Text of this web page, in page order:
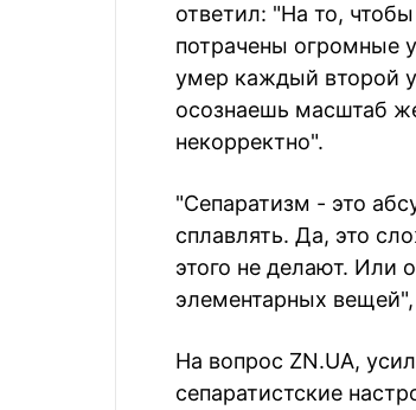
ответил: "На то,
потрачены огромные
умер каждый второй
осознаешь масштаб
некорректно".
"Сепаратизм - это
сплавлять. Да, это
этого не делают. Или
элементарных
На вопрос ZN.UA,
сепаратистские